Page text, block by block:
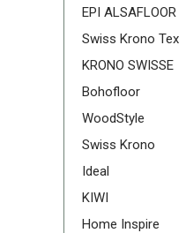
EPI ALSAFLOOR
Swiss Krono Tex
KRONO SWISSE
Bohofloor
WoodStyle
Swiss Krono
Ideal
KIWI
Home Inspire